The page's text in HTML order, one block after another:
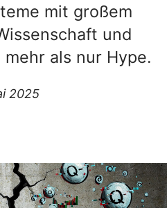
mit großem
und
als nur Hype.
2025